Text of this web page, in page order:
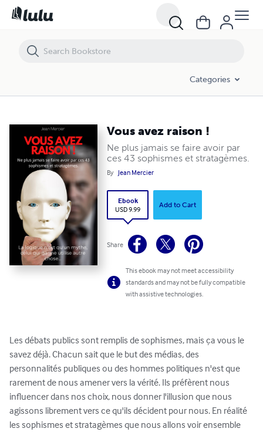
Categories
Vous avez raison !
Ne plus jamais se faire avoir par
ces 43 sophismes et stratagèmes.
By Jean Mercier
Ebook
USD 9.99
Add to Cart
Share
This ebook may not meet accessibility
standards and may not be fully compatible
with assistive technologies.
Les débats publics sont remplis de sophismes, mais ça vous le
savez déjà. Chacun sait que le but des médias, des
personnalités publiques ou des hommes politiques n'est que
rarement de nous amener vers la vérité. Ils préfèrent nous
influencer dans nos choix, nous donner l'illusion que nous
agissons librement vers ce qu'ils décident pour nous. En réalité
les sophismes et stratagèmes que nous allons voir ensemble
Vous avez raison !